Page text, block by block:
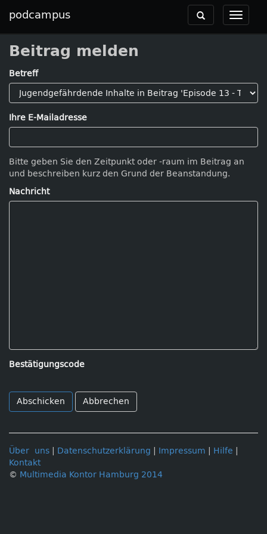
podcampus
Toggle
Toggle
navigation
Beitrag melden
Betreff
Ihre E-Mailadresse
Bitte geben Sie den Zeitpunkt oder -raum im Beitrag an
und beschreiben kurz den Grund der Beanstandung.
Nachricht
Bestätigungscode
Abbrechen
Über uns Datenschutzerklärung Impressum Hilfe
Kontakt
© Multimedia Kontor Hamburg 2014